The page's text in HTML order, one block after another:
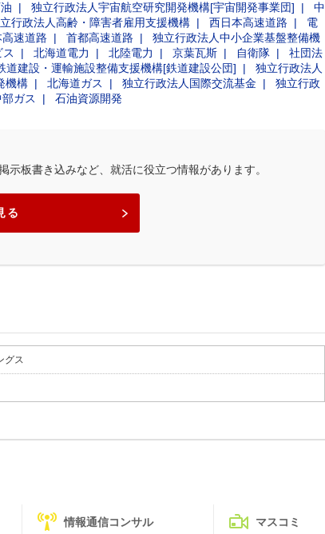
独立行政法人宇宙航空研究開発機構[宇宙開発事業団]
中
行政法人高齢・障害者雇用支援機構 西日本高速道路
電
速道路 首都高速道路
独立行政法人中小企業基盤整備機
北海道電力 北陸電力 京葉瓦斯 自衛隊
社団法
道建設・運輸施設整備支援機構[鉄道建設公団]
独立行政法人
機構 北海道ガス 独立行政法人国際交流基金
独立行政
ガス 石油資源開発
示板書き込みなど、就活に役立つ情報があります。
る
グス
情報通信コンサル マスコミ